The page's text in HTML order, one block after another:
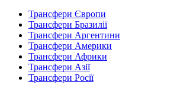
Трансфери Європи
Трансфери Бразилії
Трансфери Аргентини
Трансфери Америки
Трансфери Африки
Трансфери Азії
Трансфери Росії